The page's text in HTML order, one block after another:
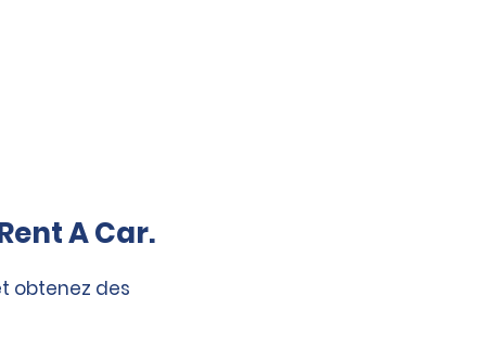
A Car.
obtenez des